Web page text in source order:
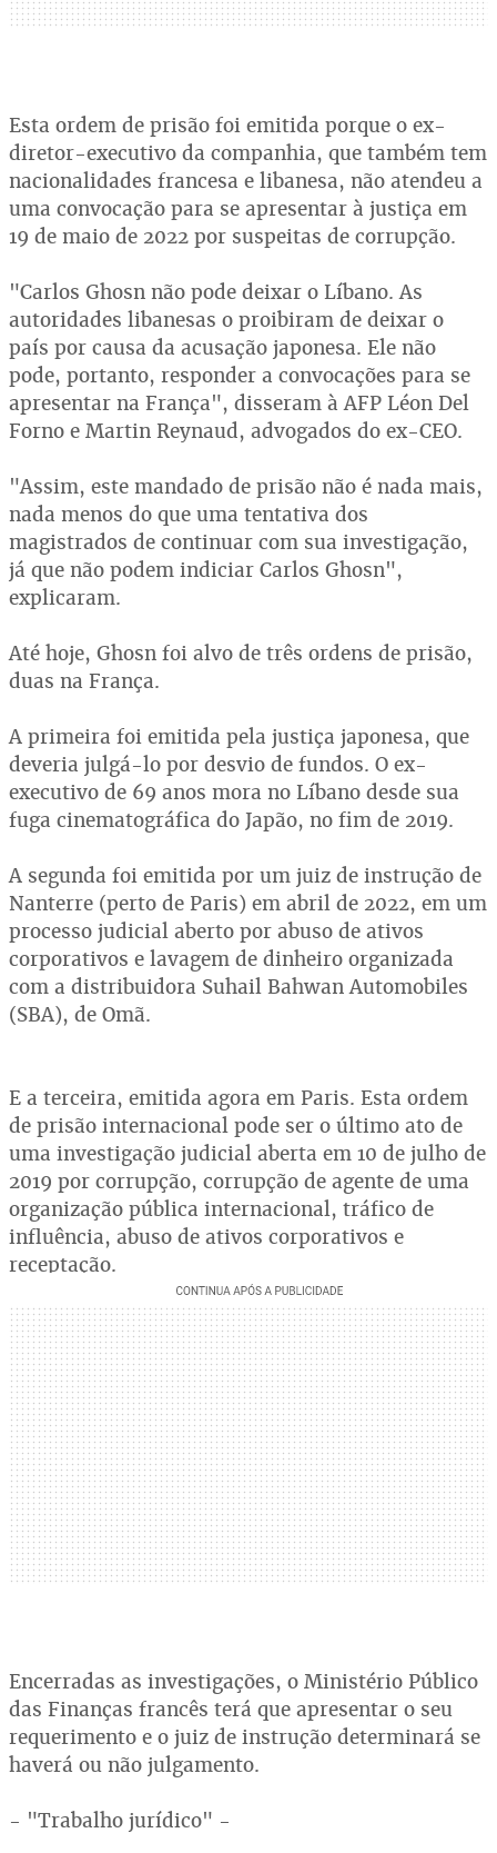
Esta ordem de prisão foi emitida porque o ex-
diretor-executivo da companhia, que também tem
nacionalidades francesa e libanesa, não atendeu a
uma convocação para se apresentar à justiça em
19 de maio de 2022 por suspeitas de corrupção.
"Carlos Ghosn não pode deixar o Líbano. As
autoridades libanesas o proibiram de deixar o
país por causa da acusação japonesa. Ele não
pode, portanto, responder a convocações para se
apresentar na França", disseram à AFP Léon Del
Forno e Martin Reynaud, advogados do ex-CEO.
"Assim, este mandado de prisão não é nada mais,
nada menos do que uma tentativa dos
magistrados de continuar com sua investigação,
já que não podem indiciar Carlos Ghosn",
explicaram.
Até hoje, Ghosn foi alvo de três ordens de prisão,
duas na França.
A primeira foi emitida pela justiça japonesa, que
deveria julgá-lo por desvio de fundos. O ex-
executivo de 69 anos mora no Líbano desde sua
fuga cinematográfica do Japão, no fim de 2019.
A segunda foi emitida por um juiz de instrução de
Nanterre (perto de Paris) em abril de 2022, em um
processo judicial aberto por abuso de ativos
corporativos e lavagem de dinheiro organizada
com a distribuidora Suhail Bahwan Automobiles
(SBA), de Omã.
E a terceira, emitida agora em Paris. Esta ordem
de prisão internacional pode ser o último ato de
uma investigação judicial aberta em 10 de julho de
2019 por corrupção, corrupção de agente de uma
organização pública internacional, tráfico de
influência, abuso de ativos corporativos e
receptação.
Encerradas as investigações, o Ministério Público
das Finanças francês terá que apresentar o seu
requerimento e o juiz de instrução determinará se
haverá ou não julgamento.
- "Trabalho jurídico" -